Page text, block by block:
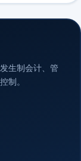
生制会计、管
制。